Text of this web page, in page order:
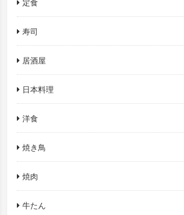
定食
寿司
居酒屋
日本料理
洋食
焼き鳥
焼肉
牛たん